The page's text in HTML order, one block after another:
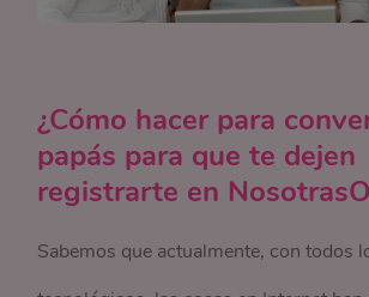
¿Cómo hacer para
papás para que te dejen
registrarte en
Sabemos que actualmente, con todos